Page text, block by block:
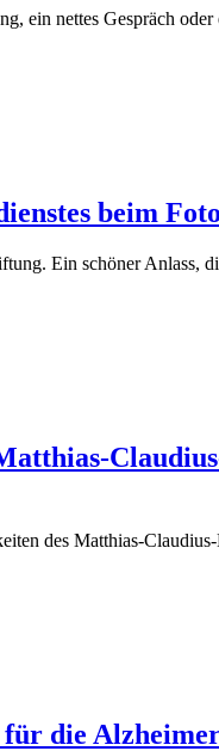
ein nettes Gespräch
beim
Ein schöner Anlass,
des Matthias-
die